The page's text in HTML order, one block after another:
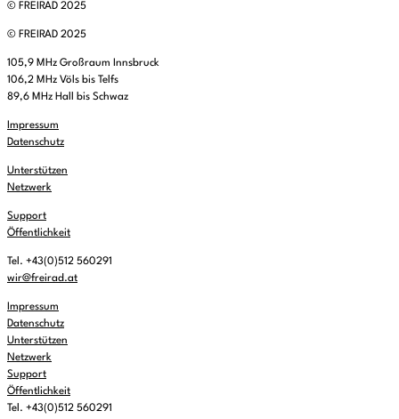
© FREIRAD 2025
© FREIRAD 2025
105,9 MHz Großraum Innsbruck
106,2 MHz Völs bis Telfs
89,6 MHz Hall bis Schwaz
Impressum
Datenschutz
Unterstützen
Netzwerk
Support
Öffentlichkeit
Tel. +43(0)512 560291
wir@freirad.at
Impressum
Datenschutz
Unterstützen
Netzwerk
Support
Öffentlichkeit
Tel. +43(0)512 560291